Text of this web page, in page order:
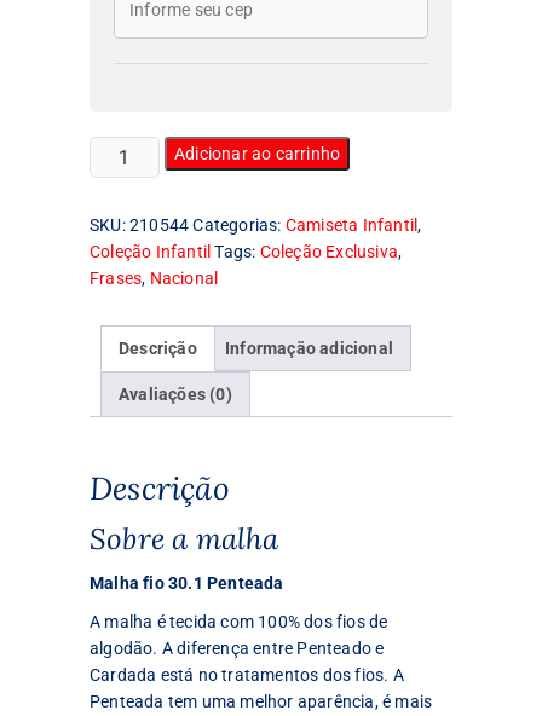
Camiseta
Infantil
Love
Brasília
quantidade
Adicionar ao carrinho
SKU:210544 Categorias: Camiseta Infantil,
Coleção Infantil Tags: Coleção Exclusiva,
Frases, Nacional
Descrição Informação adicional
Avaliações (0)
Descrição
Sobre a malha
Malha fio 30.1 Penteada
A malha é tecida com 100% dos fios de
algodão. A diferença entre Penteado e
Cardada está no tratamentos dos fios. A
Penteada tem uma melhor aparência, é mais